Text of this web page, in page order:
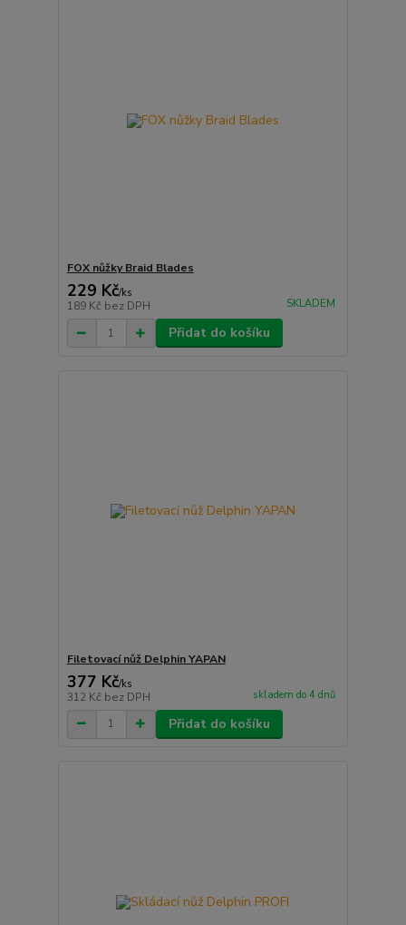
FOX nůžky Braid Blades
229 Kč/ks
189 Kč bez DPH SKLADEM
Přidat do košíku
Filetovací nůž Delphin YAPAN
377 Kč/ks
312 Kč bez DPH skladem do 4 dnů
Přidat do košíku